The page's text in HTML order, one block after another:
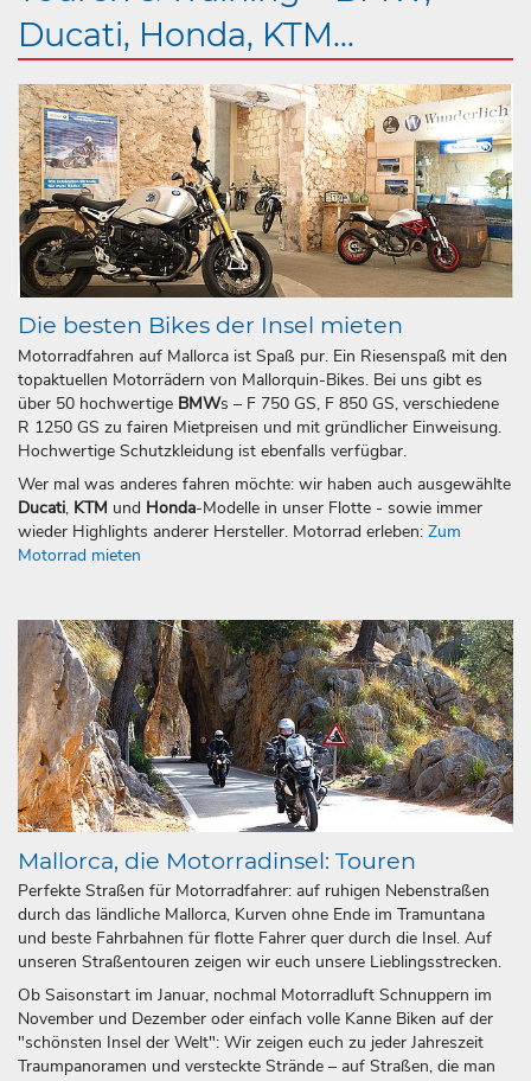
Ducati, Honda, KTM...
Die besten Bikes der Insel mieten
Motorradfahren auf Mallorca ist Spaß pur. Ein Riesenspaß mit den
topaktuellen Motorrädern von Mallorquin-Bikes. Bei uns gibt es
über 50 hochwertige BMWs – F 750 GS, F 850 GS, verschiedene
R 1250 GS zu fairen Mietpreisen und mit gründlicher Einweisung.
Hochwertige Schutzkleidung ist ebenfalls verfügbar.
Wer mal was anderes fahren möchte: wir haben auch ausgewählte
Ducati, KTM und Honda-Modelle in unser Flotte - sowie immer
wieder Highlights anderer Hersteller. Motorrad erleben: Zum
Motorrad mieten
Mallorca, die Motorradinsel: Touren
Perfekte Straßen für Motorradfahrer: auf ruhigen Nebenstraßen
durch das ländliche Mallorca, Kurven ohne Ende im Tramuntana
und beste Fahrbahnen für flotte Fahrer quer durch die Insel. Auf
unseren Straßentouren zeigen wir euch unsere Lieblingsstrecken.
Ob Saisonstart im Januar, nochmal Motorradluft Schnuppern im
November und Dezember oder einfach volle Kanne Biken auf der
"schönsten Insel der Welt": Wir zeigen euch zu jeder Jahreszeit
Traumpanoramen und versteckte Strände – auf Straßen, die man